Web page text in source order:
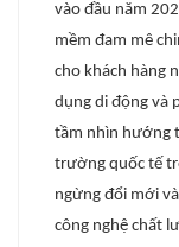
vào đầu năm
mềm đam mê
cho khách hàng
dụng di động và
tầm nhìn hướng
trường quốc tế
ngừng đổi mới
công nghệ chất